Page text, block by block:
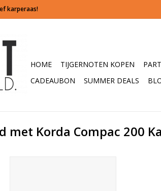
HOME TIJGERNOTEN KOPEN
CADEAUBON
SUMMER DEALS
met Korda Compac 200